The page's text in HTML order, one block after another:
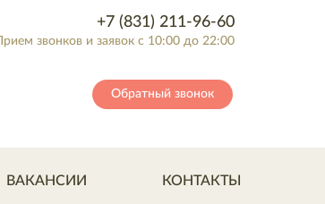
+7 (831) 211-96-60
Прием звонков и заявок с 10:00 до 22:00
Обратный звонок
ВАКАНСИИ КОНТАКТЫ